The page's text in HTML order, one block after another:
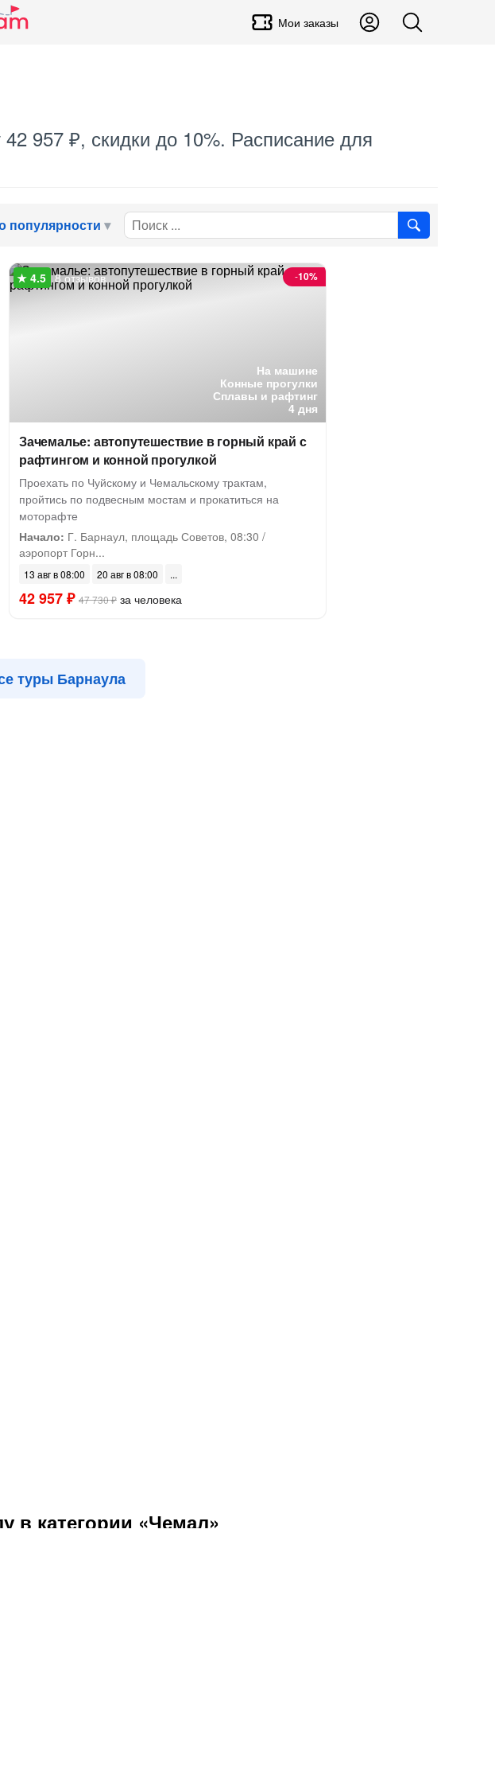
Мои заказы
957 ₽, скидки до 10%. Расписание для
популярности
На машине
Конные прогулки
Сплавы и рафтинг
4 дня
-10%
8 отзывов
Зачемалье: автопутешествие в горный край с
рафтингом и конной прогулкой
Проехать по Чуйскому и Чемальскому трактам,
пройтись по подвесным мостам и прокатиться на
моторафте
Начало: Г. Барнаул, площадь Советов, 08:30 /
аэропорт Горн...
13 авг в 08:00 20 авг в 08:00
42 957 ₽ 47 730 ₽ за человека
туры Барнаула
в категории «Чемал»